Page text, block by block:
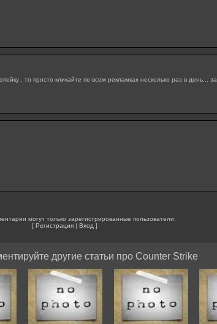
, то просто кликайте по всем рекламках несколько раз в день...
могут только зарегистрированные пользователи.
[ Регистрация | Вход ]
другие статьи про Counter Strike